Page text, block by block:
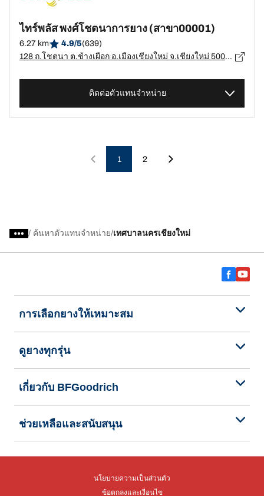
ไทร์พลัส พงศ์โชตนาการยาง (สาขา00001)
6.27 km 4.9/5(639)
128 ถ.โชตนา ต.ช้างเผือก อ.เมืองเชียงใหม่ จ.เชียงใหม่ 50000, เชียงใหม่, เชียงใหม่ 50000, Nong Pa Khrang, อ.เมืองเชียงใหม่, เชียงใหม่ - 50000
ติดต่อตัวแทนจำหน่าย
1 2
/ ค้นหาตัวแทนจำหน่าย เทศบาลนครเชียงใหม่
การเลือกยางให้เหมาะสม
ดูยางทุกรุ่น
เกี่ยวกับ BFGoodrich
ช่วยเหลือและสนับสนุน
นโยบายความเป็นส่วนตัว
ข้อตกลงและเงื่อนไข